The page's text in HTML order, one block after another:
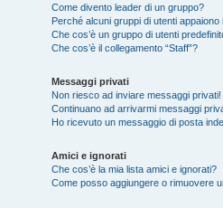
Come divento leader di un gruppo?
Perché alcuni gruppi di utenti appaiono
Che cos’è un gruppo di utenti
Che cos’è il collegamento “Staff”?
Messaggi privati
Non riesco ad inviare messaggi privati!
Continuano ad arrivarmi messaggi
Ho ricevuto un messaggio di posta
Amici e ignorati
Che cos’è la mia lista amici e ignorati?
Come posso aggiungere o rimuovere